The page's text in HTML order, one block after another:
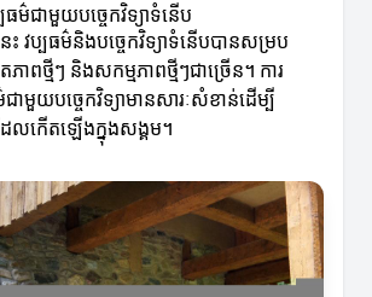
ម៌ជាមួយបច្ចេកវិទ្យាទំនើប
េះ វប្បធម៌និងបច្ចេកវិទ្យាទំនើបបានសម្រប
ាពថ្មីៗ និងសកម្មភាពថ្មីៗជាច្រើន។ ការ
ាមួយបច្ចេកវិទ្យាមានសារៈសំខាន់ដើម្បី
លកើតឡើងក្នុងសង្គម។